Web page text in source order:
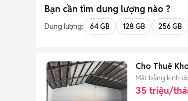
Bạn cần tìm dung lượng nào ?
Dung lượng: 64 GB 128 GB 256 GB
Cho Thuê
Mặt bằng kinh
35 triệu/